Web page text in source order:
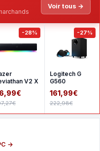
Voir tous →
-28%
V2 X
-27%
Logitech G
G560
161,99€
222,98€
→